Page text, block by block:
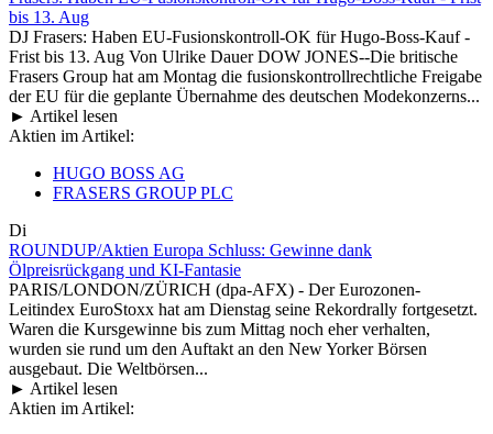
bis 13. Aug
DJ Frasers: Haben EU-Fusionskontroll-OK für Hugo-Boss-Kauf -
Frist bis 13. Aug Von Ulrike Dauer DOW JONES--Die britische
Frasers Group hat am Montag die fusionskontrollrechtliche Freigabe
der EU für die geplante Übernahme des deutschen Modekonzerns...
► Artikel lesen
Aktien im Artikel:
HUGO BOSS AG
FRASERS GROUP PLC
Di
ROUNDUP/Aktien Europa Schluss: Gewinne dank
Ölpreisrückgang und KI-Fantasie
PARIS/LONDON/ZÜRICH (dpa-AFX) - Der Eurozonen-
Leitindex EuroStoxx hat am Dienstag seine Rekordrally fortgesetzt.
Waren die Kursgewinne bis zum Mittag noch eher verhalten,
wurden sie rund um den Auftakt an den New Yorker Börsen
ausgebaut. Die Weltbörsen...
► Artikel lesen
Aktien im Artikel: